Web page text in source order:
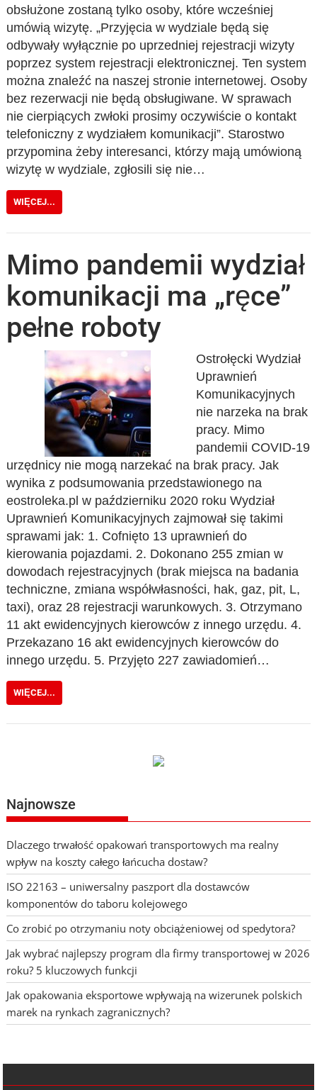
obsłużone zostaną tylko osoby, które wcześniej
umówią wizytę. „Przyjęcia w wydziale będą się
odbywały wyłącznie po uprzedniej rejestracji wizyty
poprzez system rejestracji elektronicznej. Ten system
można znaleźć na naszej stronie internetowej. Osoby
bez rezerwacji nie będą obsługiwane. W sprawach
nie cierpiących zwłoki prosimy oczywiście o kontakt
telefoniczny z wydziałem komunikacji”. Starostwo
przypomina żeby interesanci, którzy mają umówioną
wizytę w wydziale, zgłosili się nie…
WIĘCEJ...
Mimo pandemii wydział
komunikacji ma „ręce”
pełne roboty
Ostrołęcki Wydział
Uprawnień
Komunikacyjnych
nie narzeka na brak
pracy. Mimo
pandemii COVID-19
urzędnicy nie mogą narzekać na brak pracy. Jak
wynika z podsumowania przedstawionego na
eostroleka.pl w październiku 2020 roku Wydział
Uprawnień Komunikacyjnych zajmował się takimi
sprawami jak: 1. Cofnięto 13 uprawnień do
kierowania pojazdami. 2. Dokonano 255 zmian w
dowodach rejestracyjnych (brak miejsca na badania
techniczne, zmiana współwłasności, hak, gaz, pit, L,
taxi), oraz 28 rejestracji warunkowych. 3. Otrzymano
11 akt ewidencyjnych kierowców z innego urzędu. 4.
Przekazano 16 akt ewidencyjnych kierowców do
innego urzędu. 5. Przyjęto 227 zawiadomień…
WIĘCEJ...
Najnowsze
Dlaczego trwałość opakowań transportowych ma realny
wpływ na koszty całego łańcucha dostaw?
ISO 22163 – uniwersalny paszport dla dostawców
komponentów do taboru kolejowego
Co zrobić po otrzymaniu noty obciążeniowej od spedytora?
Jak wybrać najlepszy program dla firmy transportowej w 2026
roku? 5 kluczowych funkcji
Jak opakowania eksportowe wpływają na wizerunek polskich
marek na rynkach zagranicznych?